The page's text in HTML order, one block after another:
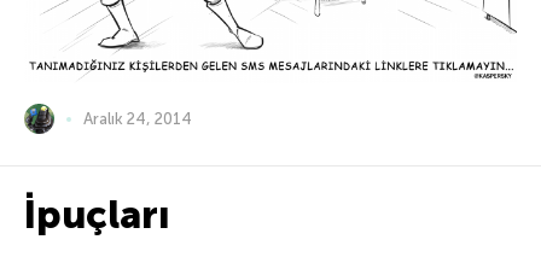
Aralık 24, 2014
İpuçları